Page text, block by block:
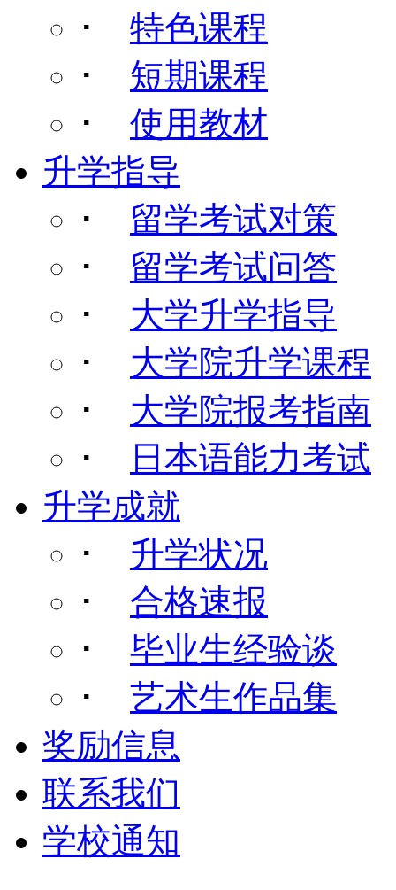
･ 特色课程
･ 短期课程
･ 使用教材
升学指导
･ 留学考试对策
･ 留学考试问答
･ 大学升学指导
･ 大学院升学课程
･ 大学院报考指南
･
日本语能力考试
升学成就
･ 升学状况
･ 合格速报
･ 毕业生经验谈
･ 艺术生作品集
奖励信息
联系我们
学校通知